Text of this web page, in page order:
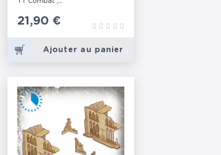
Prix
21,90 €
Ajouter au panier